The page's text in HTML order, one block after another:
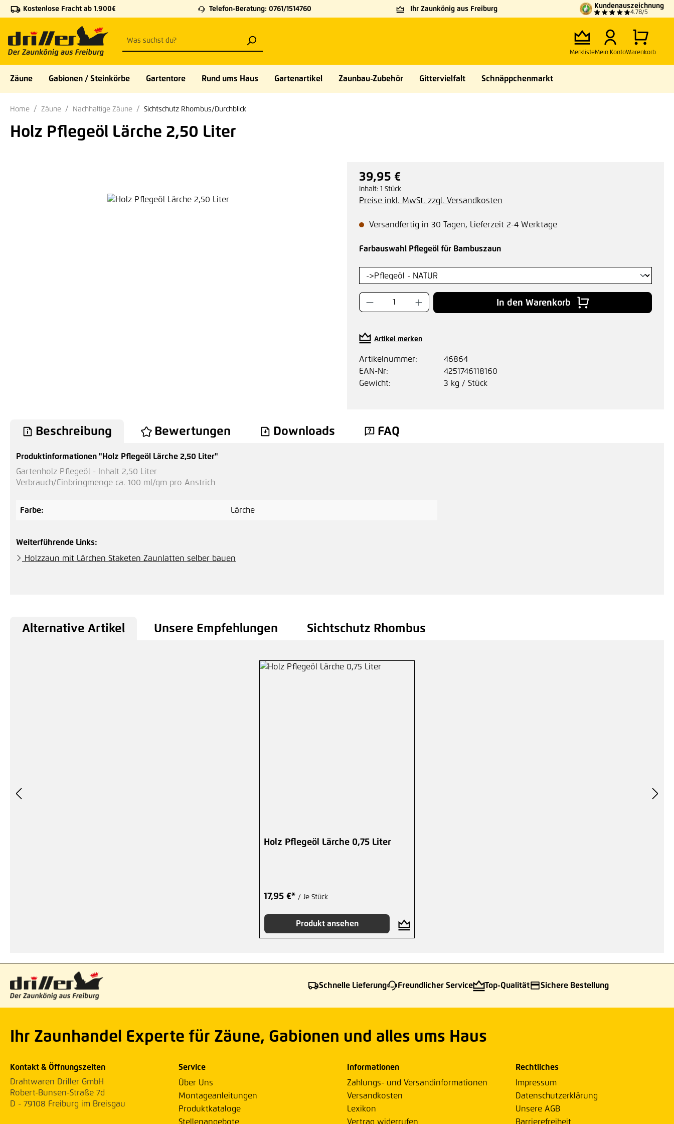
Hauptinhalt springen
Zur Suche springen
Zur Hauptnavigation springen
Kostenlose Fracht ab 1.900€ Telefon-Beratung: 0761/1514760 Ihr Zaunkönig aus Freiburg Kundenauszeichnung
4.78/5
MerklisteMein KontoWarenkorb
Zäune Gabionen / Steinkörbe Gartentore Rund ums Haus Gartenartikel Zaunbau-Zubehör Gittervielfalt Schnäppchenmarkt
Home Zäune Nachhaltige Zäune Sichtschutz Rhombus/Durchblick
Holz Pflegeöl Lärche 2,50 Liter
Regulärer Preis:
39,95 €
Inhalt: 1 Stück
Preise inkl. MwSt. zzgl. Versandkosten
Versandfertig in 30 Tagen, Lieferzeit 2-4 Werktage
Farbauswahl Pflegeöl für Bambuszaunauswählen
Produkt Anzahl: Gib den gewünschten Wert ein oder
In den Warenkorb
Artikel merken
Artikelnummer:
46864
EAN-Nr:
4251746118160
Gewicht:
3 kg / Stück
Beschreibung Bewertungen Downloads FAQ
Produktinformationen "Holz Pflegeöl Lärche 2,50 Liter"
Gartenholz Pflegeöl - Inhalt 2,50 Liter
Verbrauch/Einbringmenge ca. 100 ml/qm pro Anstrich
Farbe: Lärche
Weiterführende Links:
Holzzaun mit Lärchen Staketen Zaunlatten selber bauen
Alternative Artikel Unsere Empfehlungen Sichtschutz Rhombus
Holz Pflegeöl Lärche 0,75 Liter
17,95 €* / Je Stück
Produkt ansehen
Schnelle Lieferung Freundlicher Service Top-Qualität Sichere Bestellung
Ihr Zaunhandel Experte für Zäune, Gabionen und alles ums Haus
Kontakt & Öffnungszeiten
Drahtwaren Driller GmbH
Robert-Bunsen-Straße 7d
D - 79108 Freiburg im Breisgau
Service
Über Uns
Montageanleitungen
Produktkataloge
Stellenangebote
Informationen
Zahlungs- und Versandinformationen
Versandkosten
Lexikon
Vertrag widerrufen
Rechtliches
Impressum
Datenschutzerklärung
Unsere AGB
Barrierefreiheit